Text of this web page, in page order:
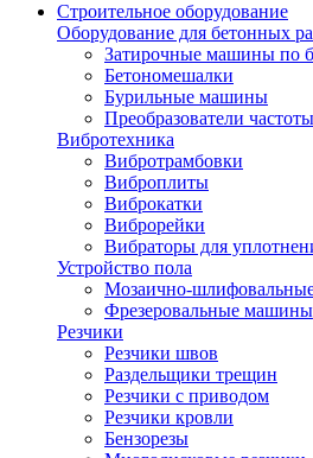
Строительное оборудование
Оборудование для бетонных
Затирочные машины по
Бетономешалки
Бурильные машины
Преобразователи частоты
Вибротехника
Вибротрамбовки
Виброплиты
Виброкатки
Виброрейки
Вибраторы для
Устройство пола
Мозаично-
Фрезеровальные машины
Резчики
Резчики швов
Раздельщики трещин
Резчики с приводом
Резчики кровли
Бензорезы